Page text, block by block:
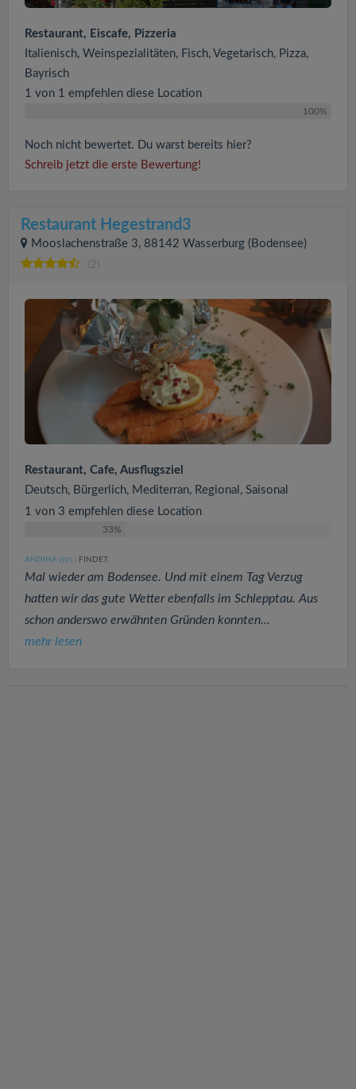
Restaurant, Eiscafe, Pizzeria
Italienisch, Weinspezialitäten, Fisch, Vegetarisch, Pizza,
Bayrisch
1 von 1 empfehlen diese Location
100%
Noch nicht bewertet. Du warst bereits hier?
Schreib jetzt die erste Bewertung!
Restaurant Hegestrand3
Mooslachenstraße 3, 88142 Wasserburg (Bodensee)
(2)
Restaurant, Cafe, Ausflugsziel
Deutsch, Bürgerlich, Mediterran, Regional, Saisonal
1 von 3 empfehlen diese Location
33%
ANDIHA (301 ) FINDET:
Mal wieder am Bodensee. Und mit einem Tag Verzug
hatten wir das gute Wetter ebenfalls im Schlepptau. Aus
schon anderswo erwähnten Gründen konnten...
mehr lesen